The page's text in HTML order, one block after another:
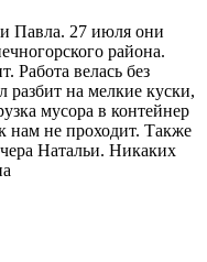
Павла. 27 июля они
района.
Работа велась без
разбит на мелкие куски,
мусора в контейнер
нам не проходит. Также
Натальи. Никаких